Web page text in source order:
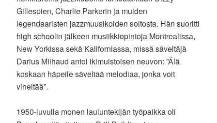
Gillespien, Charlie Parkerin ja muiden
legendaaristen jazzmuusikoiden soitosta. Hän suoritti
high schoolin jälkeen musiikkiopintoja Montrealissa,
New Yorkissa sekä Kaliforniassa, missä säveltäjä
Darius Milhaud antoi ikimuistoisen neuvon: ”Älä
koskaan häpeile säveltää melodiaa, jonka voit
viheltää”.
1950-luvulla monen lauluntekijän työpaikka oli